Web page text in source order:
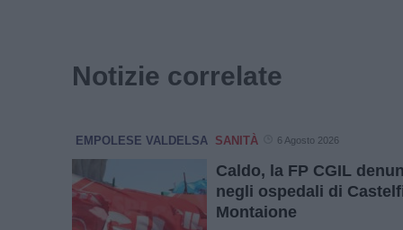
Notizie correlate
EMPOLESE VALDELSA SANITÀ 6 Agosto 2026
Caldo, la FP CGIL
negli ospedali di
Montaione